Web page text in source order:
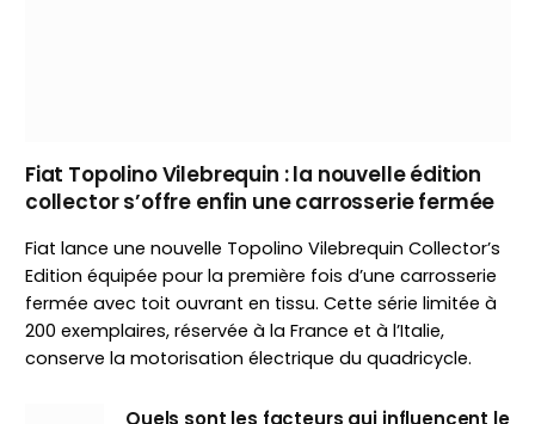
Fiat Topolino Vilebrequin : la nouvelle édition
collector s’offre enfin une carrosserie fermée
Fiat lance une nouvelle Topolino Vilebrequin Collector’s
Edition équipée pour la première fois d’une carrosserie
fermée avec toit ouvrant en tissu. Cette série limitée à
200 exemplaires, réservée à la France et à l’Italie,
conserve la motorisation électrique du quadricycle.